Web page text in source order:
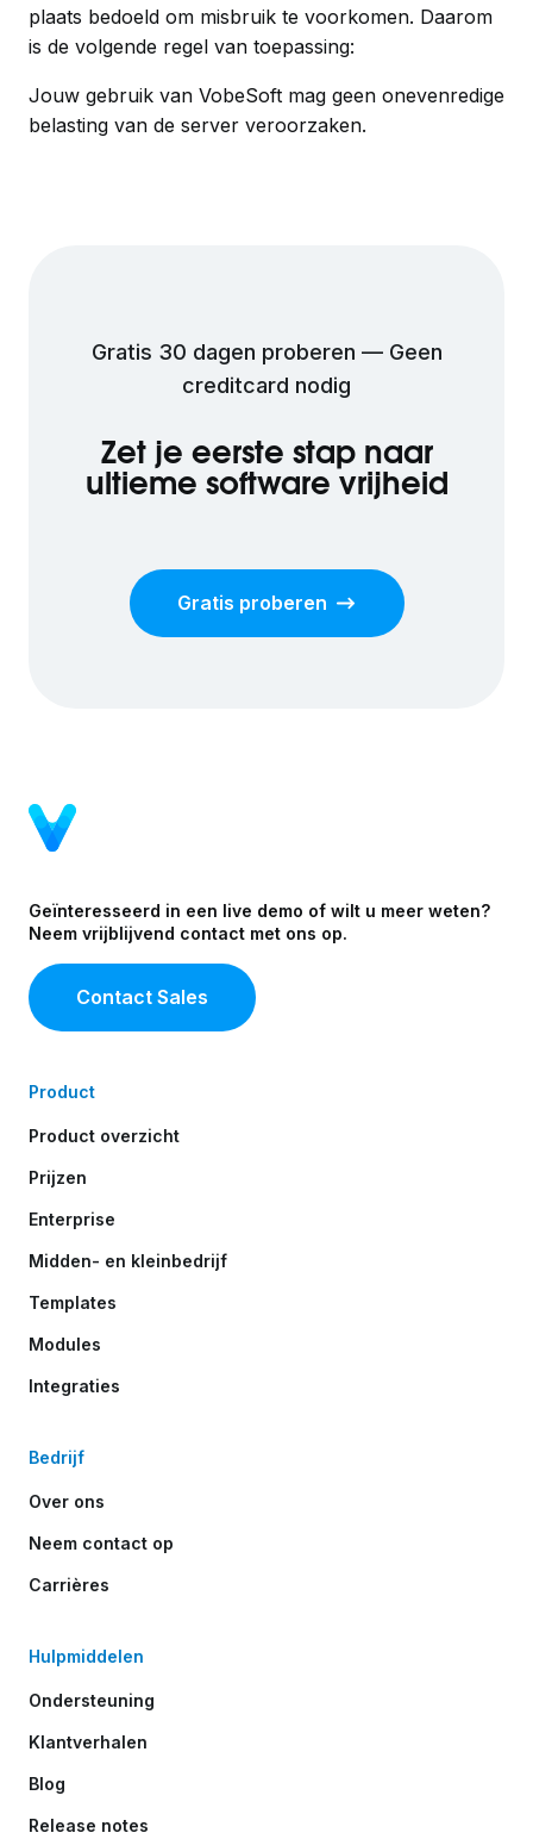
plaats bedoeld om misbruik te voorkomen. Daarom
is de volgende regel van toepassing:
Jouw gebruik van VobeSoft mag geen onevenredige
belasting van de server veroorzaken.
Gratis 30 dagen proberen — Geen
creditcard nodig
Zet je eerste stap naar
ultieme software vrijheid
Gratis proberen
Geïnteresseerd in een live demo of wilt u meer weten?
Neem vrijblijvend contact met ons op.
Contact Sales
Product
Product overzicht
Prijzen
Enterprise
Midden- en kleinbedrijf
Templates
Modules
Integraties
Bedrijf
Over ons
Neem contact op
Carrières
Hulpmiddelen
Ondersteuning
Klantverhalen
Blog
Release notes